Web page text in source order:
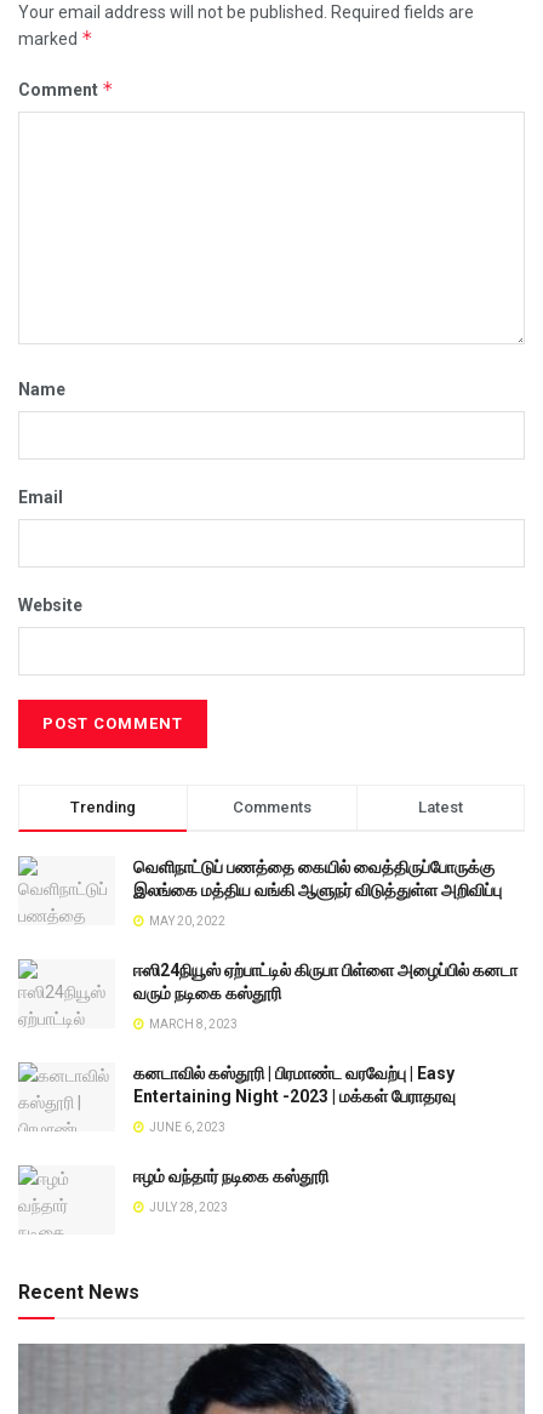
Your email address will not be published.
Required fields are
marked *
Comment *
Name
Email
Website
Trending Comments Latest
வெளிநாட்டுப் பணத்தை கையில் வைத்திருப்போருக்கு
இலங்கை மத்திய வங்கி ஆளுநர் விடுத்துள்ள அறிவிப்பு
MAY 20, 2022
ஈஸி24நியூஸ் ஏற்பாட்டில் கிருபா பிள்ளை அழைப்பில் கனடா
வரும் நடிகை கஸ்தூரி
MARCH 8, 2023
கனடாவில் கஸ்தூரி | பிரமாண்ட வரவேற்பு | Easy
Entertaining Night -2023 | மக்கள் பேராதரவு
JUNE 6, 2023
ஈழம் வந்தார் நடிகை கஸ்தூரி
JULY 28, 2023
Recent News